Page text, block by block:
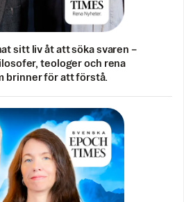
sitt liv åt att söka svaren –
teologer och rena
brinner för att förstå.